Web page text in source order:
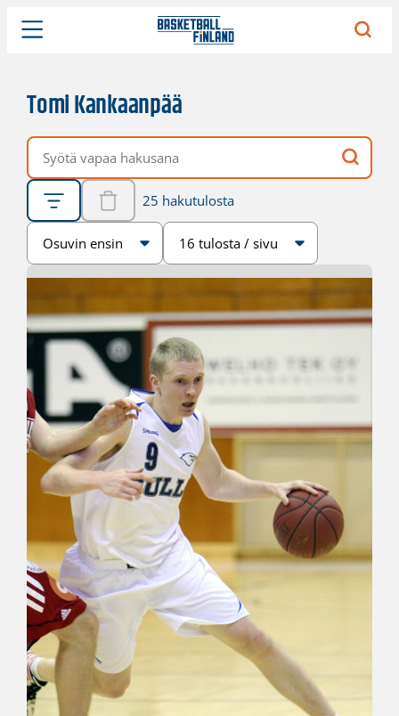
Tomi Kankaanpää
Vapaa hakusana
25 hakutulosta
Järjestys
Sivukoko